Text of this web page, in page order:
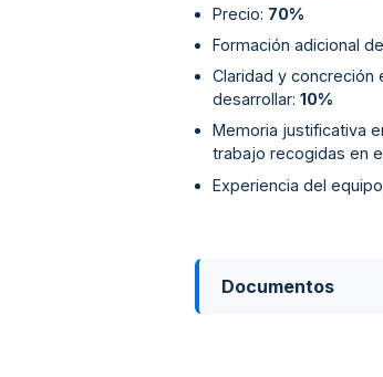
Precio: 70%
Formación adicional
Claridad y concreción
desarrollar: 10%
Memoria justificativa
trabajo recogidas en
Experiencia del
Documentos